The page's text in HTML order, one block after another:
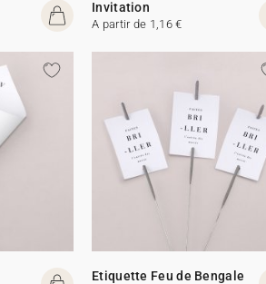
Invitation
A partir de 1,16 €
Etiquette Feu de Bengale